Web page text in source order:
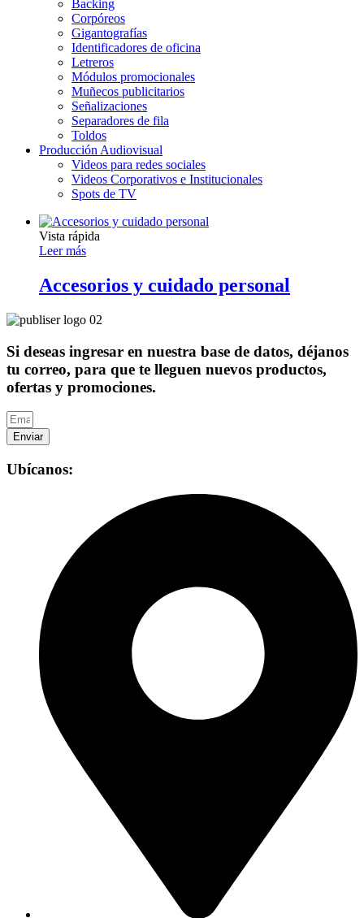
Backing
Corpóreos
Gigantografías
Identificadores de oficina
Letreros
Módulos promocionales
Muñecos publicitarios
Señalizaciones
Separadores de fila
Toldos
Producción Audiovisual
Videos para redes sociales
Videos Corporativos e Institucionales
Spots de TV
Vista rápida
Leer más
Accesorios y cuidado personal
Si deseas ingresar en nuestra base de datos, déjanos
tu correo, para que te lleguen nuevos productos,
ofertas y promociones.
Enviar
Ubícanos: